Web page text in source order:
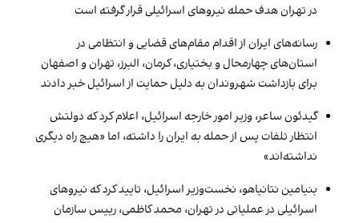
در تهران هدف حمله نیروهای اسرائیلی قرار گرفته است
رسانه‌های ایران از اقدام مقام‌های قضایی و انتظامی در
استان‌های چهارمحال و بختیاری، کرمان، البرز، تهران و اصفهان
برای بازداشت شهروندان به دلیل حمایت از اسرائیل خبر دادند
گیدئون ساعر، وزیر امور خارجه اسرائیل، اعلام کرد که دولتش
انتظار تلفات پس از حمله به ایران را داشته، اما «هیچ راه دیگری
نداشته‌اند»
بنیامین نتانیاهو، نخست‌وزیر اسرائیل، تایید کرد که نیروهای
اسرائیلی در عملیاتی در تهران، محمد کاظمی، رییس سازمان